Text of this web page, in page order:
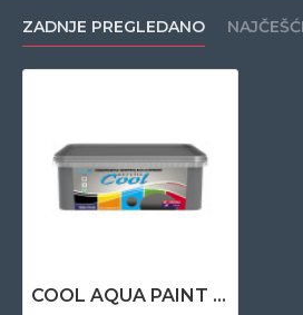
ZADNJE PREGLEDANO
COOL AQUA PAINT 2.5 lit – zelena 13